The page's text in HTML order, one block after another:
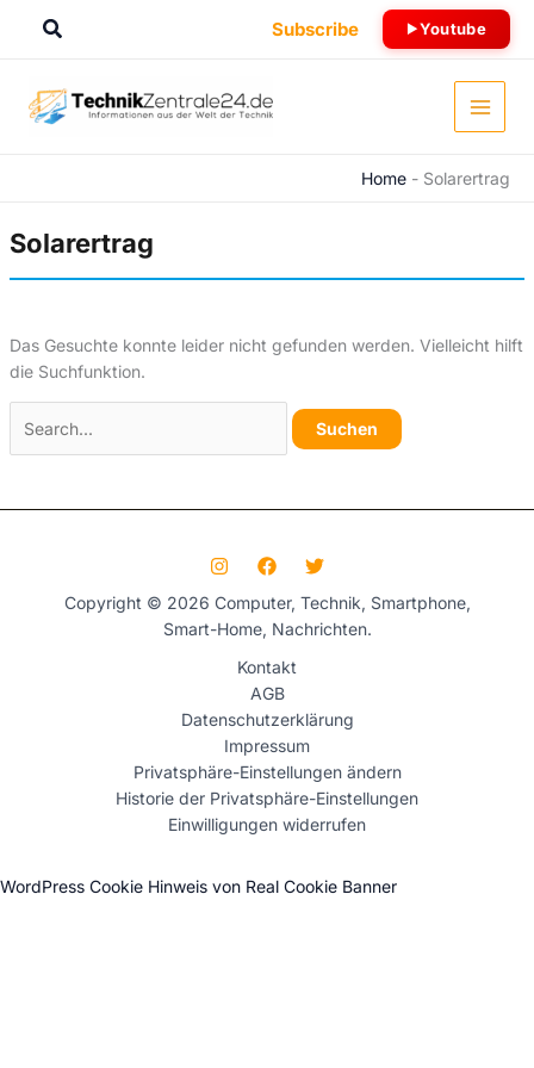
Suchen Subscribe Youtube
Home - Solarertrag
Solarertrag
Das Gesuchte konnte leider nicht gefunden werden. Vielleicht hilft
die Suchfunktion.
nach:
Copyright © 2026 Computer, Technik, Smartphone,
Smart-Home, Nachrichten.
Kontakt
AGB
Datenschutzerklärung
Impressum
Privatsphäre-Einstellungen ändern
Historie der Privatsphäre-Einstellungen
Einwilligungen widerrufen
WordPress Cookie Hinweis von Real Cookie Banner